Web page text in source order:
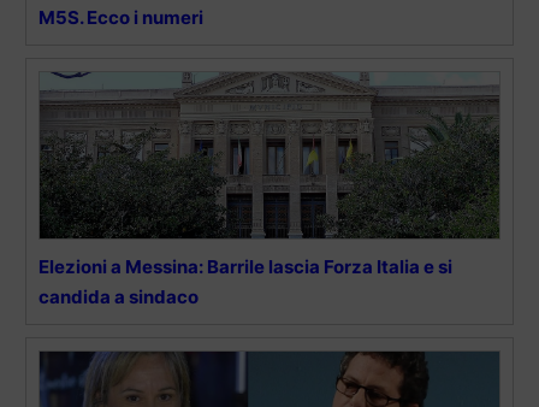
M5S. Ecco i numeri
Elezioni a Messina: Barrile lascia Forza Italia e si
candida a sindaco